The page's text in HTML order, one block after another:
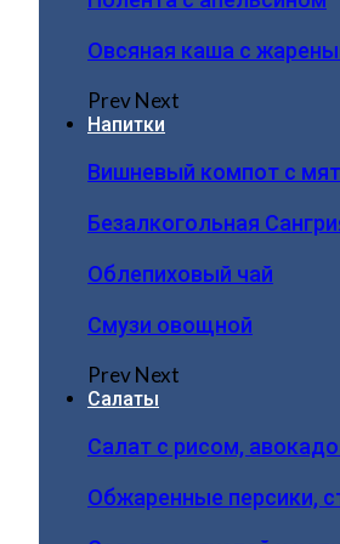
Овсяная каша с
PrevNext
Напитки
Вишневый компот с
Безалкогольная
Облепиховый чай
Смузи овощной
PrevNext
Салаты
Салат с рисом,
Обжаренные персики,